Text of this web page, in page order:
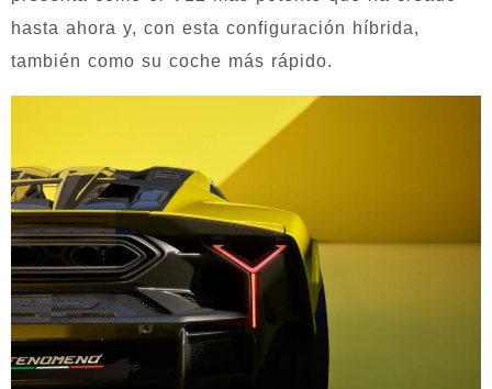
hasta ahora y, con esta configuración híbrida,
también como su coche más rápido.